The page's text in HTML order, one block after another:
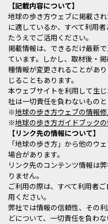
記載内容について
地球の歩き方ウェブに掲載さ
に適しているか、すべて利用
たうえでご活用ください。
掲載情報は、できるだけ最新
ています。しかし、取材後・
種情報が変更されることがあ
じることもあります。
本ウェブサイトを利用して生
社は一切責任を負わないものと
※地球の歩き方ウェブの情報
※地球の歩き方ガイドブック
リンク先の情報について
「地球の歩き方」から他のウ
場合があります。
リンク先のコンテンツ情報は
りません。
ご利用の際は、すべて利用者
用ください。
弊社では情報の信頼性、その
どについて、一切責任を負わな